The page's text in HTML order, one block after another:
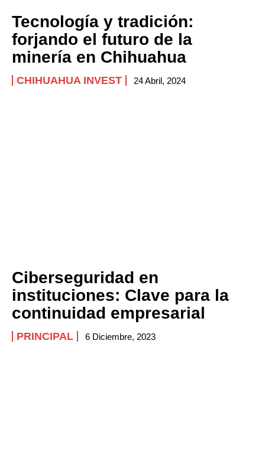
Tecnología y tradición:
forjando el futuro de la
minería en Chihuahua
CHIHUAHUA INVEST 24 Abril, 2024
Ciberseguridad en
instituciones: Clave para la
continuidad empresarial
PRINCIPAL 6 Diciembre, 2023